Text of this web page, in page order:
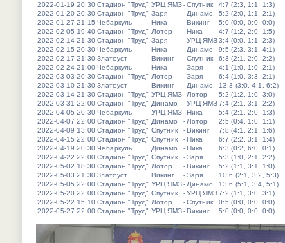
2022-01-19 20:30Стадион "Труд" УРЦ ЯМЗ-Спутник
4:7 (2:3, 1:1, 1:3)
2022-01-20 20:30Стадион "Труд" Заря - Динамо
5:2 (2:0, 1:1, 2:1)
2022-01-27 21:15 Чебаркуль Ника -Викинг 5:0 (0:0, 0:0, 0:0)
2022-02-05 19:40Стадион "Труд" Лотор -Ника
4:7 (1:2, 2:0, 1:5)
2022-02-14 21:30Стадион "Труд" Заря -УРЦ ЯМЗ3:4 (0:0, 1:1, 2:3)
2022-02-15 20:30Чебаркуль Ника - Динамо
9:5 (2:3, 3:1, 4:1)
2022-02-17 21:30Златоуст Викинг -Спутник
6:3 (2:1, 2:0, 2:2)
2022-02-24 21:00Чебаркуль Ника -Заря
4:1 (1:0, 1:0, 2:1)
2022-03-03 20:30Стадион "Труд" Лотор -Заря
6:4 (1:0, 3:3, 2:1)
2022-03-10 21:30Златоуст Викинг - Динамо
13:3 (3:0, 4:1, 6:2)
2022-03-14 21:30Стадион "Труд" УРЦ ЯМЗ- Лотор
5:2 (1:2, 1:0, 3:0)
2022-03-31 22:00Стадион "Труд" Динамо -УРЦ ЯМЗ7:4 (2:1, 3:1, 2:2)
2022-04-05 20:30Чебаркуль УРЦ ЯМЗ-Ника
5:4 (2:1, 2:0, 1:3)
2022-04-07 22:00Стадион "Труд" Динамо - Лотор
2:5 (0:4, 1:0, 1:1)
2022-04-09 13:00Стадион "Труд" Спутник -Викинг
7:8 (4:1, 2:1, 1:6)
2022-04-15 22:00Стадион "Труд" Спутник -Ника
6:7 (2:2, 3:1, 1:4)
2022-04-19 20:30Чебаркуль Динамо -Ника
6:3 (0:2, 6:0, 0:1)
2022-04-22 22:00Стадион "Труд" Спутник -Заря
5:3 (1:0, 2:1, 2:2)
2022-05-02 18:30Стадион "Труд" Лотор -Викинг
5:2 (1:1, 3:1, 1:0)
2022-05-03 21:30Златоуст Викинг -Заря
10:6 (2:1, 3:2, 5:3)
2022-05-05 22:00Стадион "Труд" УРЦ ЯМЗ- Динамо
13:6 (5:1, 3:4, 5:1)
2022-05-20 22:00Стадион "Труд" Спутник -УРЦ ЯМЗ7:2 (1:1, 3:0, 3:1)
2022-05-22 15:10Стадион "Труд" Лотор -Спутник 0:5 (0:0, 0:0, 0:0)
2022-05-27 22:00Стадион "Труд" УРЦ ЯМЗ-Викинг 5:0 (0:0, 0:0, 0:0)